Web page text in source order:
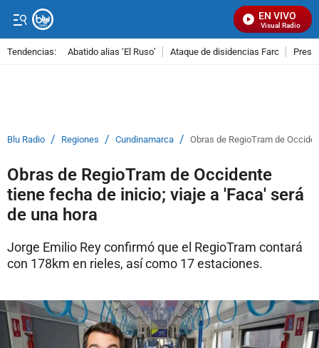
EN VIVO
Señal Visual Radio
Tendencias: Abatido alias ‘El Ruso’ Ataque de disidencias Farc
Blu Radio / Regiones / Cundinamarca / Obras de RegioTram de
Obras de RegioTram de Occidente
tiene fecha de inicio; viaje a 'Faca' será
de una hora
Jorge Emilio Rey confirmó que el RegioTram contará
con 178km en rieles, así como 17 estaciones.